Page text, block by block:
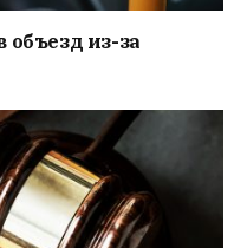
объезд из-за